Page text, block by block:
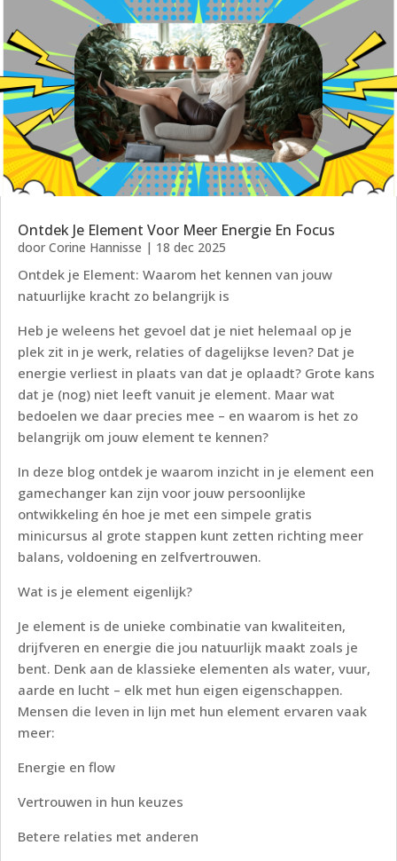
Ontdek Je Element Voor Meer Energie En Focus
door Corine Hannisse | 18 dec 2025
Ontdek je Element: Waarom het kennen van jouw
natuurlijke kracht zo belangrijk is
Heb je weleens het gevoel dat je niet helemaal op je
plek zit in je werk, relaties of dagelijkse leven? Dat je
energie verliest in plaats van dat je oplaadt? Grote kans
dat je (nog) niet leeft vanuit je element. Maar wat
bedoelen we daar precies mee – en waarom is het zo
belangrijk om jouw element te kennen?
In deze blog ontdek je waarom inzicht in je element een
gamechanger kan zijn voor jouw persoonlijke
ontwikkeling én hoe je met een simpele gratis
minicursus al grote stappen kunt zetten richting meer
balans, voldoening en zelfvertrouwen.
Wat is je element eigenlijk?
Je element is de unieke combinatie van kwaliteiten,
drijfveren en energie die jou natuurlijk maakt zoals je
bent. Denk aan de klassieke elementen als water, vuur,
aarde en lucht – elk met hun eigen eigenschappen.
Mensen die leven in lijn met hun element ervaren vaak
meer:
Energie en flow
Vertrouwen in hun keuzes
Betere relaties met anderen